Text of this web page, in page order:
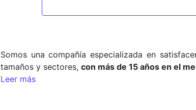
Somos una compañía especializada en
tamaños y sectores, con más de 15 años en el
Leer más